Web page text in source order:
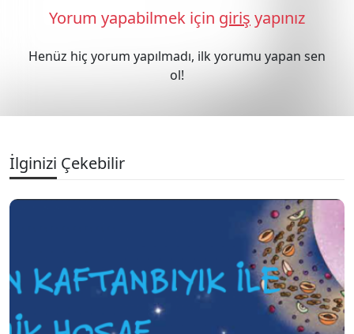
Yorum yapabilmek için giriş yapınız
Henüz hiç yorum yapılmadı, ilk yorumu yapan sen
ol!
İlginizi Çekebilir